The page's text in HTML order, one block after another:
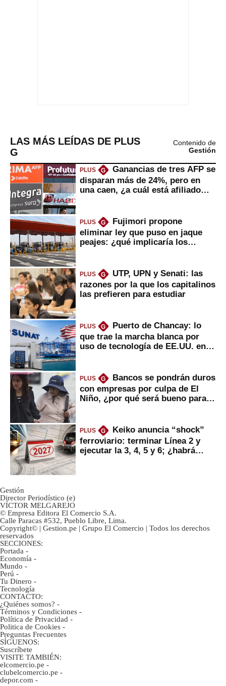
LAS MÁS LEÍDAS DE PLUS
G
Contenido de
Gestión
PLUS G
Ganancias de tres AFP se
disparan más de 24%, pero en
una caen, ¿a cuál está afiliado
PLUS G
Fujimori propone
eliminar ley que puso en jaque
peajes: ¿qué implicaría los
PLUS G
UTP, UPN y Senati: las
razones por la que los capitalinos
las prefieren para estudiar
PLUS G
Puerto de Chancay: lo
que trae la marcha blanca por
uso de tecnología de EE.UU. en
PLUS G
Bancos se pondrán duros
con empresas por culpa de El
Niño, ¿por qué será bueno para
PLUS G
Keiko anuncia “shock”
ferroviario: terminar Línea 2 y
ejecutar la 3, 4, 5 y 6; ¿habrá
Gestión
Director Periodístico (e)
VÍCTOR MELGAREJO
© Empresa Editora El Comercio S.A.
Calle Paracas #532, Pueblo Libre, Lima.
Copyright© | Gestion.pe | Grupo El Comercio | Todos los derechos
reservados
SECCIONES:
Portada -
Economía -
Mundo -
Perú -
Tu Dinero -
Tecnología
CONTACTO:
¿Quiénes somos? -
Términos y Condiciones -
Política de Privacidad -
Politica de Cookies -
Preguntas Frecuentes
SÍGUENOS:
Suscríbete
VISITE TAMBIÉN:
elcomercio.pe -
clubelcomercio.pe -
depor.com -